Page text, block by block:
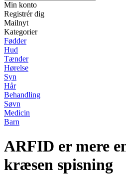
Min konto
Registrér dig
Mailnyt
Kategorier
Fødder
Hud
Tænder
Hørelse
Syn
Hår
Behandling
Søvn
Medicin
Barn
ARFID er mere
kræsen spisning